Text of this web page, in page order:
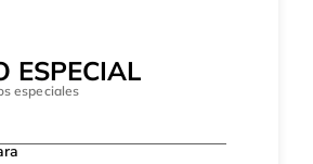
ESPECIAL
especiales